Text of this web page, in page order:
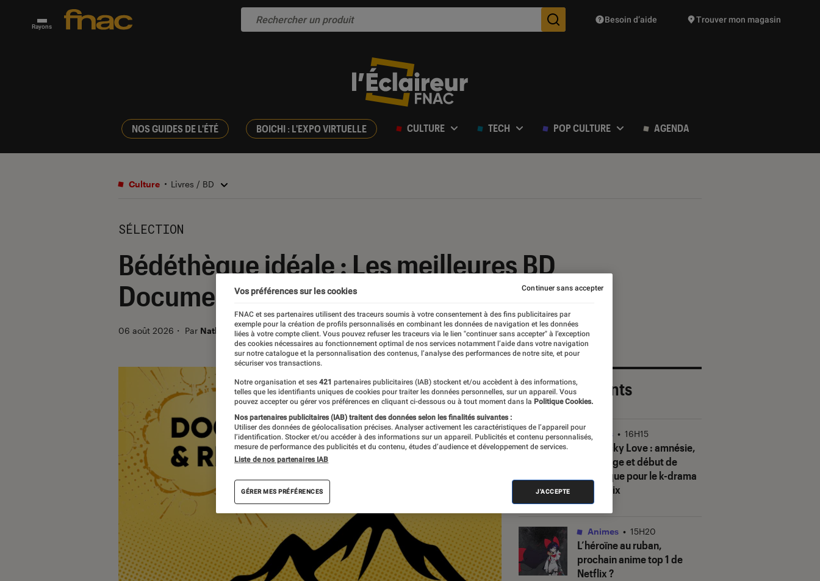
Rayons Des suggestions de produits vont vous être proposées
Besoin d’aide Trouver mon magasin
NOS GUIDES DE L'ÉTÉ BOICHI : L'EXPO VIRTUELLE CULTURE TECH POP CULTURE AGENDA
Culture Livres / BD
SÉLECTION
Bédéthèque idéale : Les meilleures BD
Documentaires et Reportages
06 août 2026 ・ Par Nathalie Cordier
Les plus récents
Our Sticky Love: amnésie,
mensonge et début de
polémique pour le k-drama
de Netflix
Séries • 16H15
L’héroïne au ruban,
prochain anime top 1 de
Netflix ?
Animes • 15H20
Vos préférences sur les cookies
FNAC et ses partenaires utilisent des traceurs soumis à votre consentement à des fins publicitaires par
exemple pour la création de profils personnalisés en combinant les données de navigation et les données
liées à votre compte client. Vous pouvez refuser les traceurs via le lien "continuer sans accepter" à l’exception
des cookies nécessaires au fonctionnement optimal de nos services notamment l’aide dans votre navigation
sur notre catalogue et la personnalisation des contenus, l’analyse des performances de notre site, et pour
sécuriser vos transactions.
Notre organisation et ses 421 partenaires publicitaires (IAB) stockent et/ou accèdent à des informations,
telles que les identifiants uniques de cookies pour traiter les données personnelles, sur un appareil. Vous
pouvez accepter ou gérer vos préférences en cliquant ci-dessous ou à tout moment dans la Politique Cookies.
Nos partenaires publicitaires (IAB) traitent des données selon les finalités suivantes :
Utiliser des données de géolocalisation précises. Analyser activement les caractéristiques de l’appareil pour
l’identification. Stocker et/ou accéder à des informations sur un appareil. Publicités et contenu personnalisés,
mesure de performance des publicités et du contenu, études d’audience et développement de services.
Liste de nos partenaires IAB
GÉRER MES PRÉFÉRENCES J'ACCEPTE
Continuer sans accepter